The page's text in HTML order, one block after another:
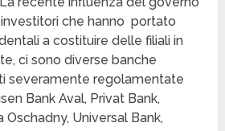
che hanno portato
a costituire delle filiali in
ci sono diverse banche
severamente regolamentate
Bank Aval, Privat Bank,
Oschadny, Universal Bank,